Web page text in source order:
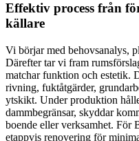
Effektiv process från
källare
Vi börjar med behovsanalys,
Därefter tar vi fram
matchar funktion och estetik.
rivning, fuktåtgärder,
ytskikt. Under produktion
dammbegränsar, skyddar
boende eller verksamhet. För
etappvis renovering för